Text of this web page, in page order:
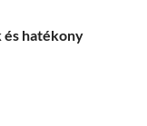
hatékony